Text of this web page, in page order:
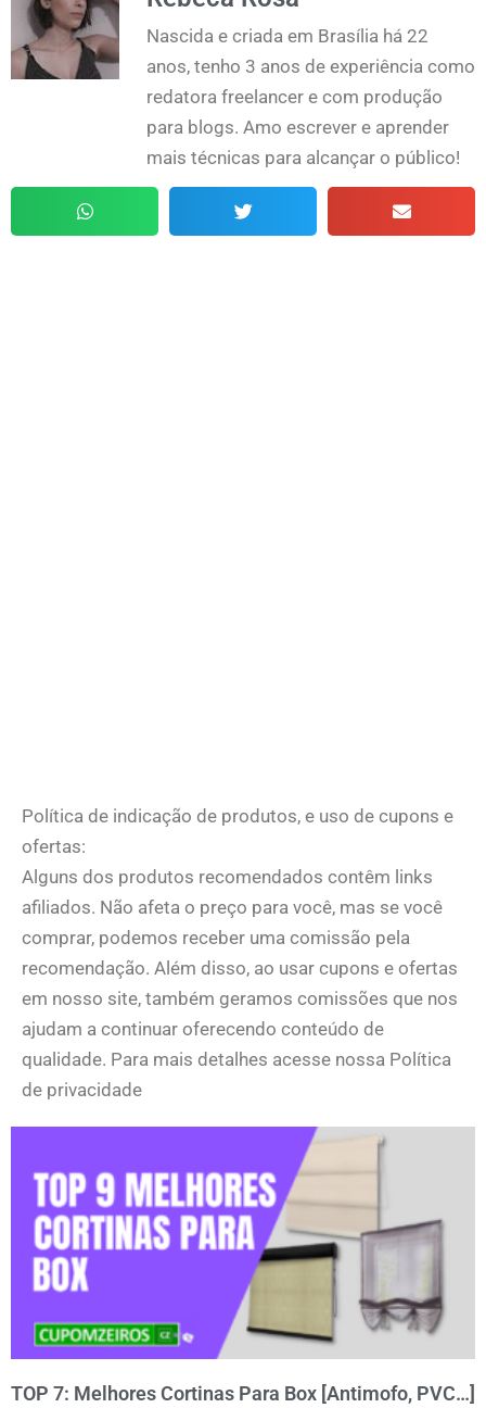
Nascida e criada em Brasília há 22
anos, tenho 3 anos de experiência como
redatora freelancer e com produção
para blogs. Amo escrever e aprender
mais técnicas para alcançar o público!
Política de indicação de produtos, e uso de cupons e
ofertas:
Alguns dos produtos recomendados contêm links
afiliados. Não afeta o preço para você, mas se você
comprar, podemos receber uma comissão pela
recomendação. Além disso, ao usar cupons e ofertas
em nosso site, também geramos comissões que nos
ajudam a continuar oferecendo conteúdo de
qualidade. Para mais detalhes acesse nossa Política
de privacidade
TOP 7: Melhores Cortinas Para Box [Antimofo, PVC…]